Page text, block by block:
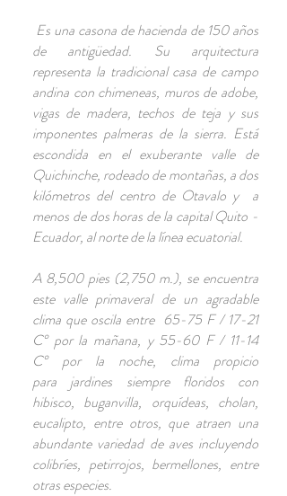
Es una casona de hacienda de 150 años
de antigüedad. Su arquitectura
representa la tradicional casa de campo
andina con chimeneas, muros de adobe,
vigas de madera, techos de teja y sus
imponentes palmeras de la sierra. Está
escondida en el exuberante valle de
Quichinche, rodeado de montañas, a dos
kilómetros del centro de Otavalo y a
menos de dos horas de la capital Quito -
Ecuador, al norte de la línea ecuatorial.
A 8,500 pies (2,750 m.), se encuentra
este valle primaveral de un agradable
clima que oscila entre 65-75 F / 17-21
C° por la mañana, y 55-60 F / 11-14
C° por la noche, clima propicio
para jardines siempre floridos con
hibisco, buganvilla, orquídeas, cholan,
eucalipto, entre otros, que atraen una
abundante variedad de aves incluyendo
colibríes, petirrojos, bermellones, entre
otras especies.